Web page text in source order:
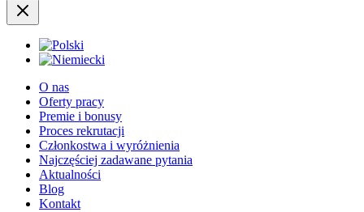
O nas
Oferty pracy
Premie i bonusy
Proces rekrutacji
Członkostwa i wyróżnienia
Najczęściej zadawane pytania
Aktualności
Blog
Kontakt